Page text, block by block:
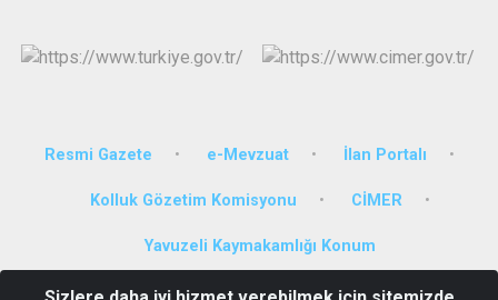
Resmi Gazete e-Mevzuat İlan Portalı
Kolluk Gözetim Komisyonu CİMER
Yavuzeli Kaymakamlığı Konum